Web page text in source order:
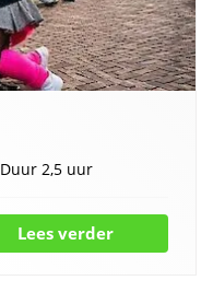
Duur 2,5 uur
Lees verder